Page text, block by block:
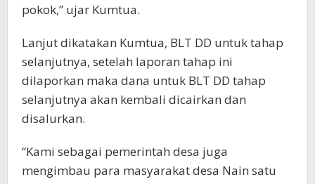
pokok,” ujar Kumtua.
Lanjut dikatakan Kumtua, BLT DD untuk tahap
selanjutnya, setelah laporan tahap ini
dilaporkan maka dana untuk BLT DD tahap
selanjutnya akan kembali dicairkan dan
disalurkan.
“Kami sebagai pemerintah desa juga
mengimbau para masyarakat desa Nain satu